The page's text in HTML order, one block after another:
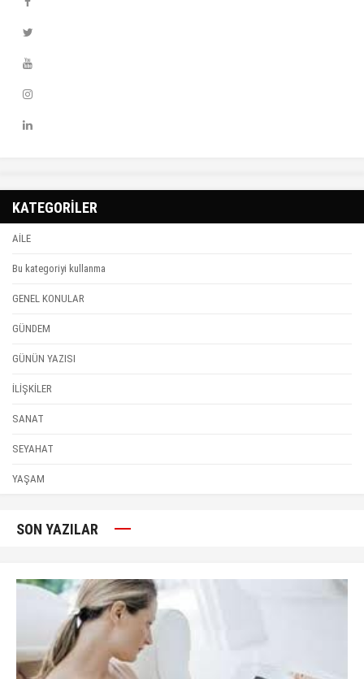
KATEGORİLER
AİLE
Bu kategoriyi kullanma
GENEL KONULAR
GÜNDEM
GÜNÜN YAZISI
İLİŞKİLER
SANAT
SEYAHAT
YAŞAM
SON YAZILAR